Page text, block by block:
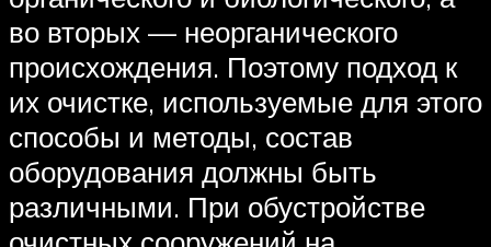
во вторых — неорганического
происхождения. Поэтому подход к
их очистке, используемые для этого
способы и методы, состав
оборудования должны быть
различными. При обустройстве